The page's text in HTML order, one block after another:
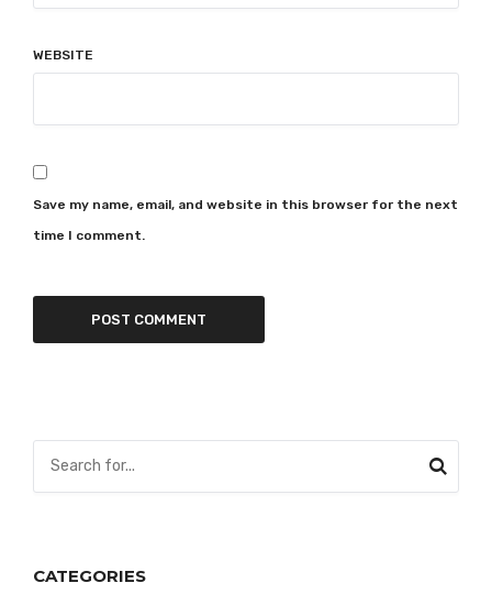
WEBSITE
Save my name, email, and website in this browser for the next
time I comment.
CATEGORIES